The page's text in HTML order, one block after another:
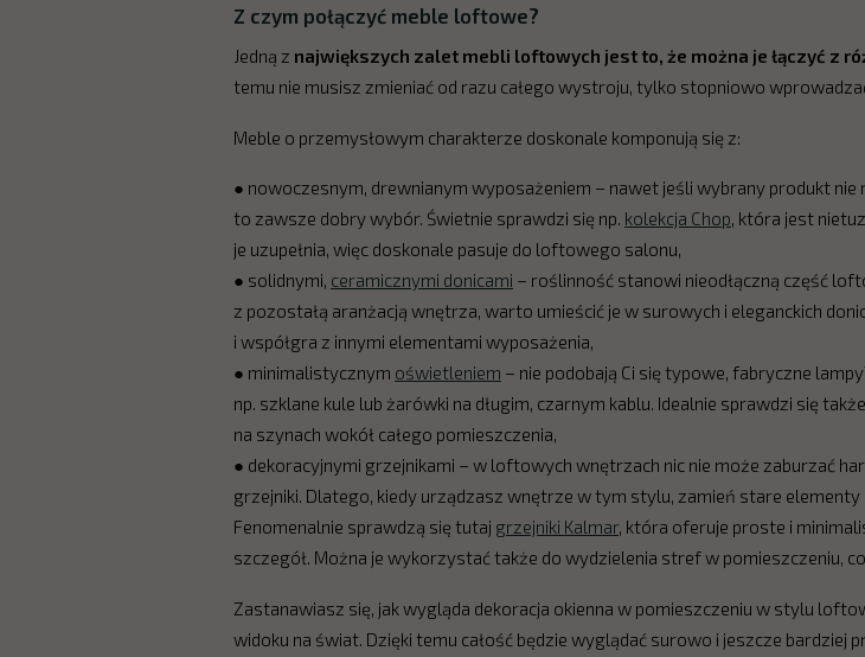
Z czym połączyć meble loftowe?
Jedną z największych zalet mebli loftowych jest to, że można je łączyć z
temu nie musisz zmieniać od razu całego wystroju, tylko stopniowo
Meble o przemysłowym charakterze doskonale komponują się z:
● nowoczesnym, drewnianym wyposażeniem – nawet jeśli wybrany produkt
to zawsze dobry wybór. Świetnie sprawdzi się np. kolekcja Chop, która jest
je uzupełnia, więc doskonale pasuje do loftowego salonu,
● solidnymi, ceramicznymi donicami – roślinność stanowi nieodłączną część
z pozostałą aranżacją wnętrza, warto umieścić je w surowych i eleganckich
i współgra z innymi elementami wyposażenia,
● minimalistycznym oświetleniem – nie podobają Ci się typowe, fabryczne
np. szklane kule lub żarówki na długim, czarnym kablu. Idealnie sprawdzi się
na szynach wokół całego pomieszczenia,
● dekoracyjnymi grzejnikami – w loftowych wnętrzach nic nie może zaburzać
grzejniki. Dlatego, kiedy urządzasz wnętrze w tym stylu, zamień stare
Fenomenalnie sprawdzą się tutaj grzejniki Kalmar, która oferuje proste i
szczegół. Można je wykorzystać także do wydzielenia stref w pomieszczeniu,
Zastanawiasz się, jak wygląda dekoracja okienna w pomieszczeniu w stylu
widoku na świat. Dzięki temu całość będzie wyglądać surowo i jeszcze bardziej